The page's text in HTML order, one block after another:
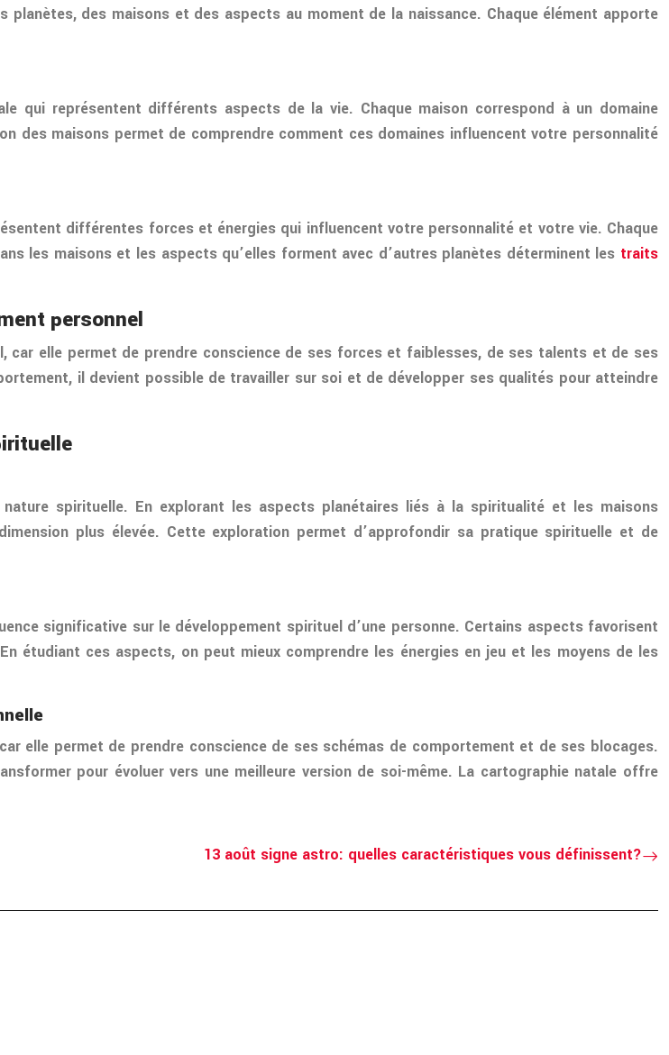
des maisons et des aspects au moment de la naissance. Chaque élément apporte
qui représentent différents aspects de la vie. Chaque maison correspond à un domaine
des maisons permet de comprendre comment ces domaines influencent votre personnalité
différentes forces et énergies qui influencent votre personnalité et votre vie. Chaque
les maisons et les aspects qu’elles forment avec d’autres planètes déterminent les traits
personnel
car elle permet de prendre conscience de ses forces et faiblesses, de ses talents et de ses
il devient possible de travailler sur soi et de développer ses qualités pour atteindre
spirituelle. En explorant les aspects planétaires liés à la spiritualité et les maisons
plus élevée. Cette exploration permet d’approfondir sa pratique spirituelle et de
significative sur le développement spirituel d’une personne. Certains aspects favorisent
étudiant ces aspects, on peut mieux comprendre les énergies en jeu et les moyens de les
elle permet de prendre conscience de ses schémas de comportement et de ses blocages.
pour évoluer vers une meilleure version de soi-même. La cartographie natale offre
13 août signe astro: quelles caractéristiques vous définissent?